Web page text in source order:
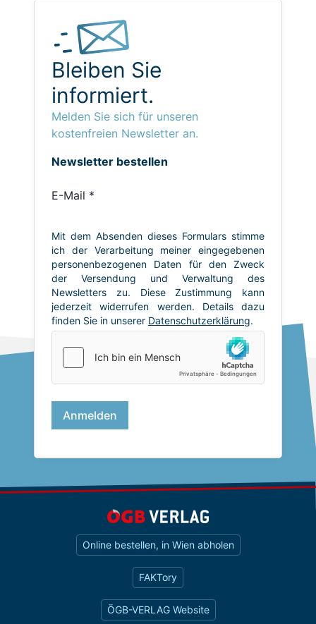
Bleiben Sie
informiert.
Melden Sie sich für unseren
kostenfreien Newsletter an.
Online bestellen, in Wien abholen
FAKTory
ÖGB-VERLAG Website